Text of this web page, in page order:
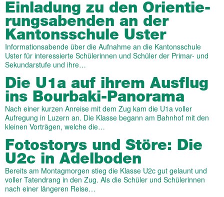
Einladung zu den Ori­en­t­ie­
rungs­­aben­den an der
Kantons­schule Uster
Informationsabende über die Aufnahme an die Kantonsschule
Uster für interessierte Schülerinnen und Schüler der Primar- und
Sekundarstufe und ihre…
Die U1a auf ihrem Ausflug
ins Bourbaki-Panorama
Nach einer kurzen Anreise mit dem Zug kam die U1a voller
Aufregung in Luzern an. Die Klasse begann am Bahnhof mit den
kleinen Vorträgen, welche die…
Fotostorys und Störe: Die
U2c in Adelboden
Bereits am Montagmorgen stieg die Klasse U2c gut gelaunt und
voller Tatendrang in den Zug. Als die Schüler und Schülerinnen
nach einer längeren Reise…